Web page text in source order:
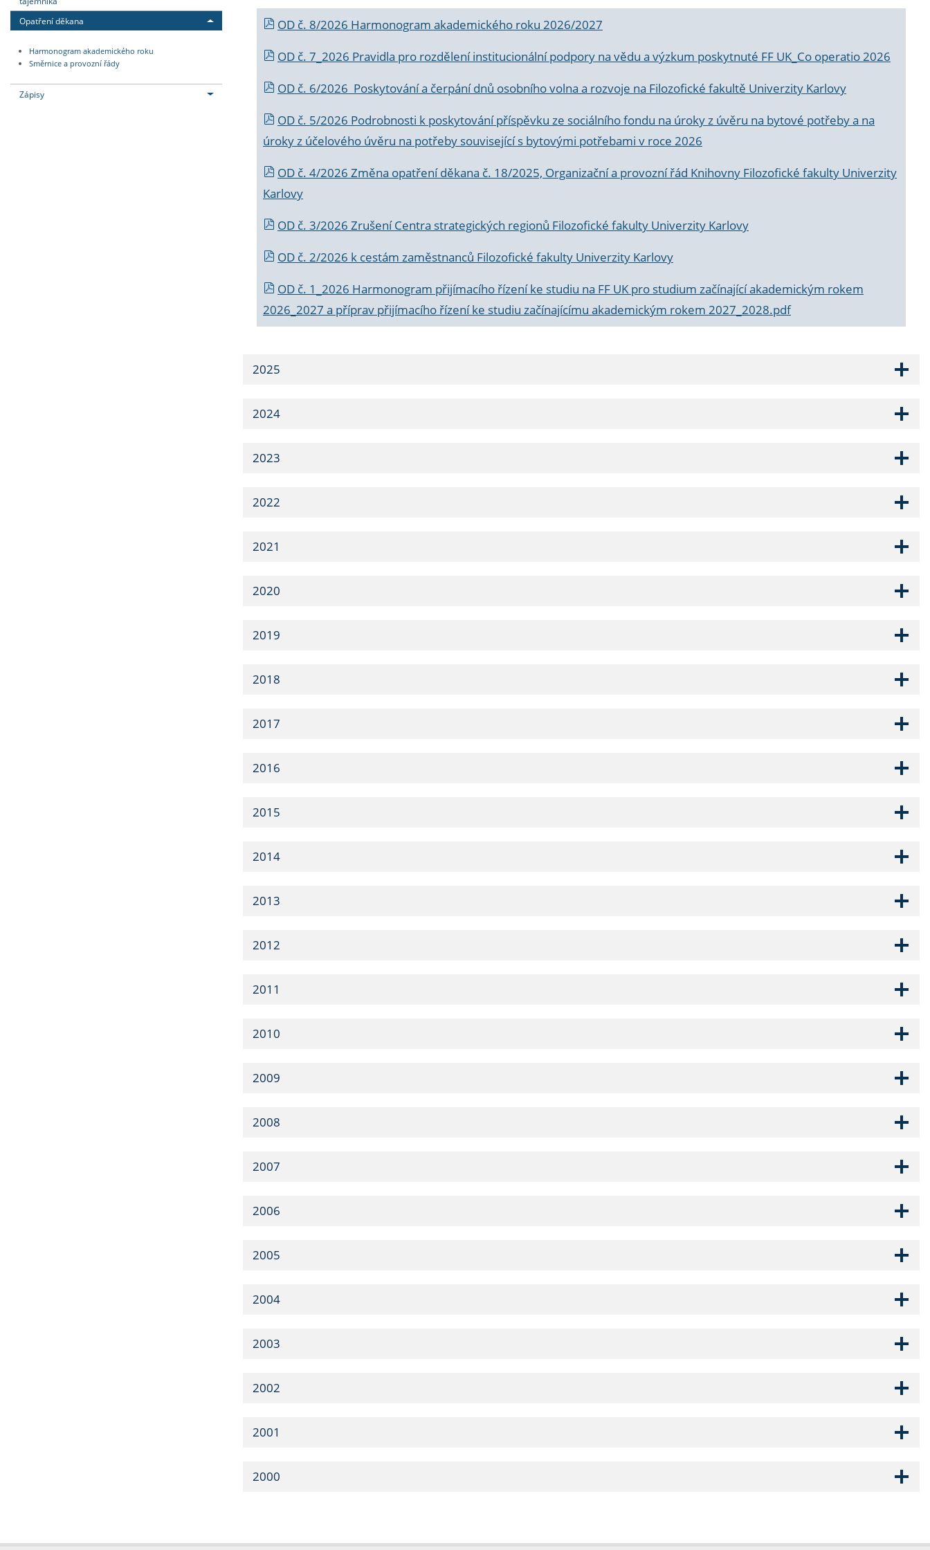
Opatření děkana
Harmonogram akademického roku
Směrnice a provozní řády
Zápisy
OD č. 8/2026 Harmonogram akademického roku 2026/2027
OD č. 7_2026 Pravidla pro rozdělení institucionální podpory na vědu a výzkum poskytnuté FF UK_Co operatio 2026
OD č. 6/2026 Poskytování a čerpání dnů osobního volna a rozvoje na Filozofické fakultě Univerzity Karlovy
OD č. 5/2026 Podrobnosti k poskytování příspěvku ze sociálního fondu na úroky z úvěru na bytové potřeby a na
úroky z účelového úvěru na potřeby související s bytovými potřebami v roce 2026
OD č. 4/2026 Změna opatření děkana č. 18/2025, Organizační a provozní řád Knihovny Filozofické fakulty Univerzity
Karlovy
OD č. 3/2026 Zrušení Centra strategických regionů Filozofické fakulty Univerzity Karlovy
OD č. 2/2026 k cestám zaměstnanců Filozofické fakulty Univerzity Karlovy
OD č. 1_2026 Harmonogram přijímacího řízení ke studiu na FF UK pro studium začínající akademickým rokem
2026_2027 a příprav přijímacího řízení ke studiu začínajícímu akademickým rokem 2027_2028.pdf
2025
2024
2023
2022
2021
2020
2019
2018
2017
2016
2015
2014
2013
2012
2011
2010
2009
2008
2007
2006
2005
2004
2003
2002
2001
2000